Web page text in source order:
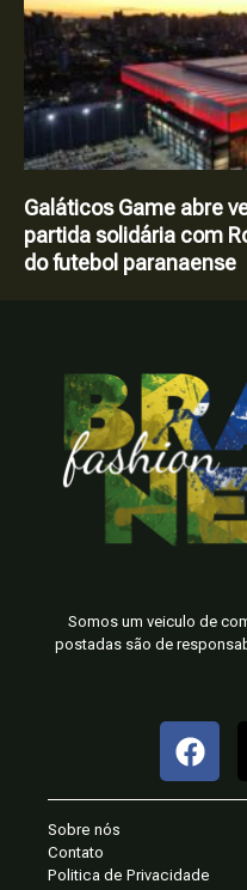
Galáticos Game abre
partida solidária com
do futebol paranaense
Somos um veiculo de
postadas são de
Sobre nós
Contato
Politica de Privacidade